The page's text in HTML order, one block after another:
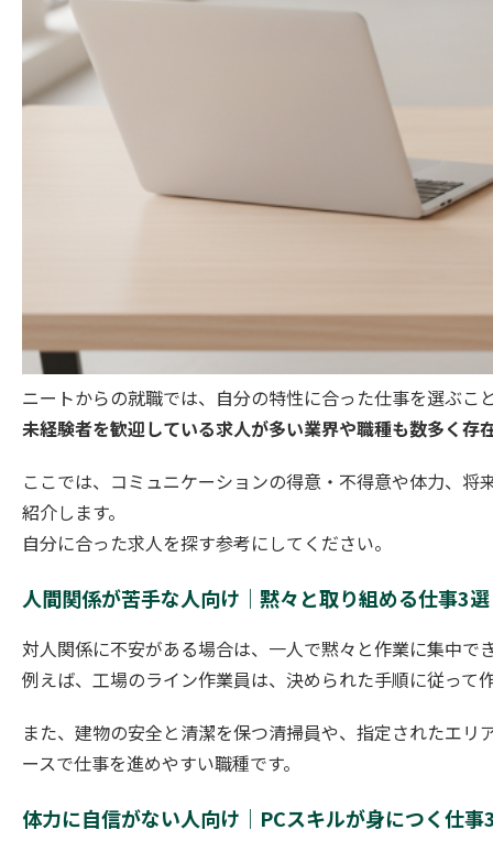
ニートからの就職では、自分の特性に合った仕事を選ぶこ
未経験者を歓迎している求人が多い業界や職種も数多く存
ここでは、コミュニケーションの得意・不得意や体力、
紹介します。
自分に合った求人を探す参考にしてください。
人間関係が苦手な人向け｜黙々と取り組める仕事3選
対人関係に不安がある場合は、一人で黙々と作業に集中で
例えば、工場のライン作業員は、決められた手順に従っ
また、建物の安全と清潔を保つ清掃員や、指定されたエ
ースで仕事を進めやすい職種です。
体力に自信がない人向け｜PCスキルが身につく仕事